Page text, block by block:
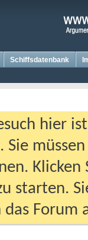
Schiffsdatenbank
hier
Sie
starten.
das